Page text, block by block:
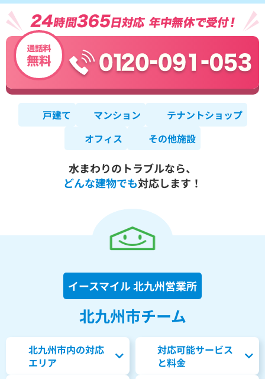
戸建て マンション
テナントショップ
オフィス
その他施設
水まわりのトラブルなら、
どんな建物でも対応します！
イースマイル 北九州営業所
北九州市チーム
北九州市内の対応
エリア
対応可能サービス
と料金